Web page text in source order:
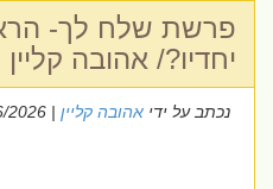
פרשת שלח לך-
יחדיו?/ אהובה קליין
נכתב על ידיאהובה קליין| 4/6/2026